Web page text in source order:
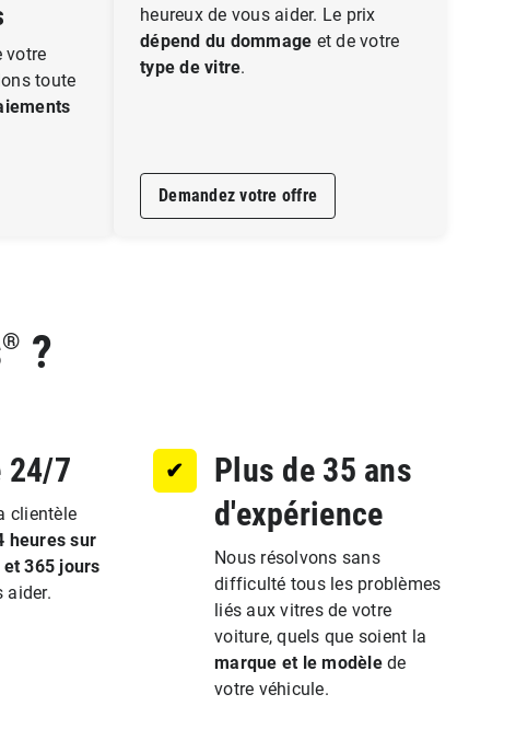
votre
toute
heureux de vous aider. Le prix
dépend du dommage et de votre
type de vitre.
Demandez votre offre
® ?
24/7
clientèle
heures sur
365 jours
aider.
✔︎
Plus de 35 ans
d'expérience
Nous résolvons sans
difficulté tous les problèmes
liés aux vitres de votre
voiture, quels que soient la
marque et le modèlede
votre véhicule.